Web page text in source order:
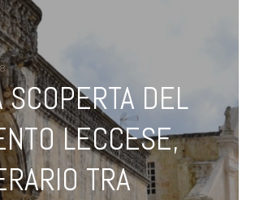
SCOPERTA DEL
LECCESE,
TRA